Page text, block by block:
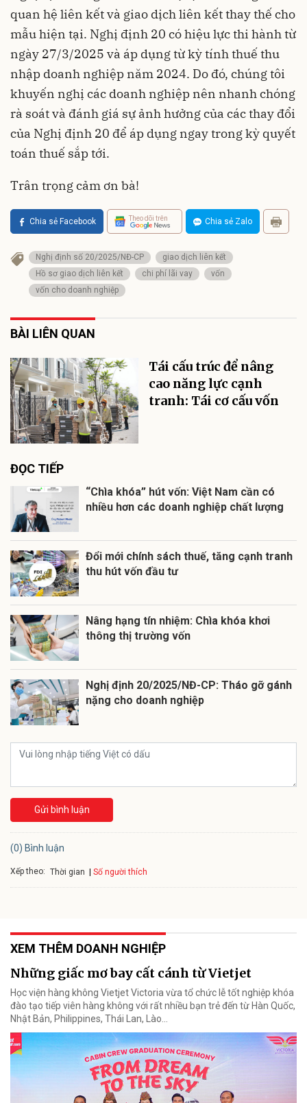
quan hệ liên kết và giao dịch liên kết thay thế cho
mẫu hiện tại. Nghị định 20 có hiệu lực thi hành từ
ngày 27/3/2025 và áp dụng từ kỳ tính thuế thu
nhập doanh nghiệp năm 2024. Do đó, chúng tôi
khuyến nghị các doanh nghiệp nên nhanh chóng
rà soát và đánh giá sự ảnh hưởng của các thay đổi
của Nghị định 20 để áp dụng ngay trong kỳ quyết
toán thuế sắp tới.
Trân trọng cảm ơn bà!
Chia sẻ Facebook Theo dõi trên Chia sẻ Zalo
Nghị định số 20/2025/NĐ-CP
giao dịch liên kết
Hồ sơ giao dịch liên kết
chi phí lãi vay
vốn
vốn cho doanh nghiệp
BÀI LIÊN QUAN
Tái cấu trúc để nâng
cao năng lực cạnh
tranh: Tái cơ cấu vốn
ĐỌC TIẾP
“Chìa khóa” hút vốn: Việt Nam cần có
nhiều hơn các doanh nghiệp chất lượng
Đổi mới chính sách thuế, tăng cạnh tranh
thu hút vốn đầu tư
Nâng hạng tín nhiệm: Chìa khóa khơi
thông thị trường vốn
Nghị định 20/2025/NĐ-CP: Tháo gỡ gánh
nặng cho doanh nghiệp
Gửi bình luận
(0) Bình luận
Xếp theo: Thời gian Số người thích
XEM THÊM DOANH NGHIỆP
Những giấc mơ bay cất cánh từ Vietjet
Học viện hàng không Vietjet Victoria vừa tổ chức lễ tốt nghiệp khóa
đào tạo tiếp viên hàng không với rất nhiều bạn trẻ đến từ Hàn Quốc,
Nhật Bản, Philippines, Thái Lan, Lào…